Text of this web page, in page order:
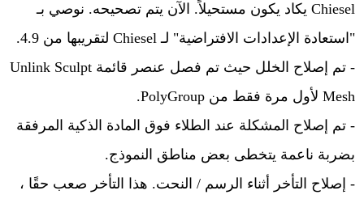
Chiesel يكاد يكون مستحيلاً. الآن يتم تصحيحه. نوصي بـ
"استعادة الإعدادات الافتراضية" لـ Chiesel لتقريبها من 4.9.
- تم إصلاح الخلل حيث تم فصل عنصر قائمة Unlink Sculpt
Mesh لأول مرة فقط من PolyGroup.
- تم إصلاح المشكلة عند الطلاء فوق المادة الذكية المرفقة
بضربة ناعمة يتخطى بعض مناطق النموذج.
- إصلاح التأخر أثناء الرسم / النحت. هذا التأخر صعب حقًا ،